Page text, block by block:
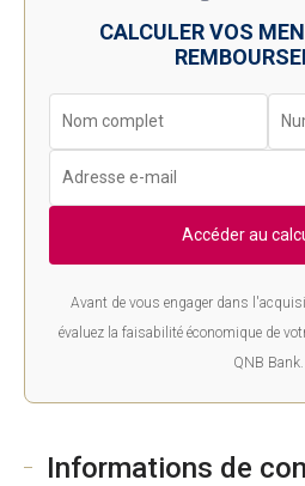
CALCULER VOS
Accéder au
Avant de vous engager dans
évaluez la faisabilité économique de
QNB Bank.
Informations de